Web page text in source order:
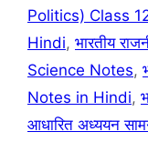
Politics) Class
Hindi, भारतीय
Science Notes,
Notes in Hindi,
आधारित अध्ययन